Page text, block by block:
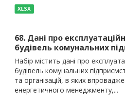
XLSX
68. Дані про
будівель комунальних
Набір містить дані про
будівель комунальних
та організацій, в яких
енергетичного менеджменту,...